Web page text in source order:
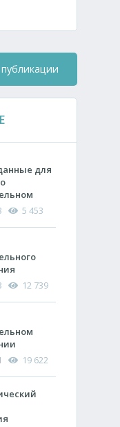
для
по
5 453
тушению
работ
12 739
и
19 622